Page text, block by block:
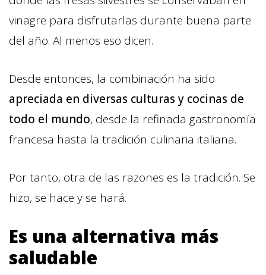
vinagre para disfrutarlas durante buena parte
del año. Al menos eso dicen.
Desde entonces, la combinación ha sido
apreciada en diversas culturas y cocinas de
todo el mundo, desde la refinada gastronomía
francesa hasta la tradición culinaria italiana.
Por tanto, otra de las razones es la tradición. Se
hizo, se hace y se hará.
Es una alternativa más
saludable